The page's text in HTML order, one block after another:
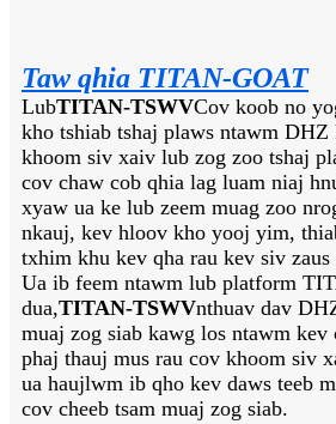
Taw qhia TITAN-GOAT
LubTITAN-TSWVCov koob no
kho tshiab tshaj plaws ntawm
khoom siv xaiv lub zog zoo tshaj
cov chaw cob qhia lag luam niaj
xyaw ua ke lub zeem muag zoo
nkauj, kev hloov kho yooj yim,
txhim khu kev qha rau kev siv zaus
Ua ib feem ntawm lub platform
dua,TITAN-TSWVnthuav dav
muaj zog siab kawg los ntawm kev
phaj thauj mus rau cov khoom siv
ua haujlwm ib qho kev daws teeb
cov cheeb tsam muaj zog siab.